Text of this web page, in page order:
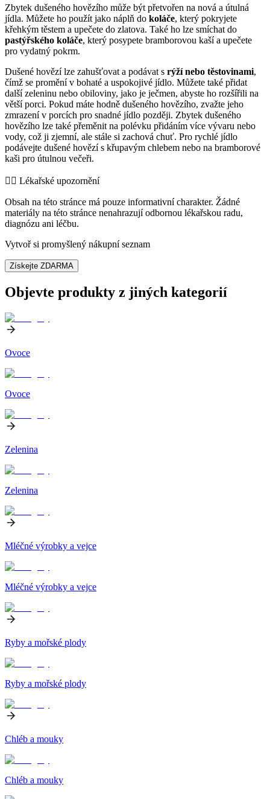
Zbytek dušeného hovězího může být přetvořen na nová a útulná
jídla. Můžete ho použít jako náplň do koláče, který pokryjete
křehkým těstem a upečete do zlatova. Také ho lze smíchat do
pastýřského koláče, který posypete bramborovou kaší a upečete
pro vydatný pokrm.
Dušené hovězí lze zahušťovat a podávat s rýží nebo těstovinami,
čímž se promění v bohaté a uspokojivé jídlo. Můžete také přidat
další zeleninu nebo obiloviny, jako je ječmen, abyste ho rozšířili na
větší porci. Pokud máte hodně dušeného hovězího, zvažte jeho
zmrazení v porcích pro snadné jídlo později. Zbytek dušeného
hovězího lze také přeměnit na polévku přidáním více vývaru nebo
vody, což ji zjemní, ale stále si zachová chuť. Pro rychlé jídlo
podávejte dušené hovězí s křupavým chlebem nebo na bramborové
kaši pro útulnou večeři.
👨‍⚕️️ Lékařské upozornění
Obsah na této stránce má pouze informativní charakter. Žádné
materiály na této stránce nenahrazují odbornou lékařskou radu,
diagnózu ani léčbu.
Vytvoř si promyšlený nákupní seznam
Získejte ZDARMA
Objevte produkty z jiných kategorií
Ovoce
Ovoce
Zelenina
Zelenina
Mléčné výrobky a vejce
Mléčné výrobky a vejce
Ryby a mořské plody
Ryby a mořské plody
Chléb a mouky
Chléb a mouky